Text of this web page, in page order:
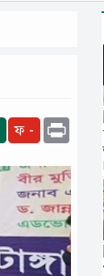
ফ - Print